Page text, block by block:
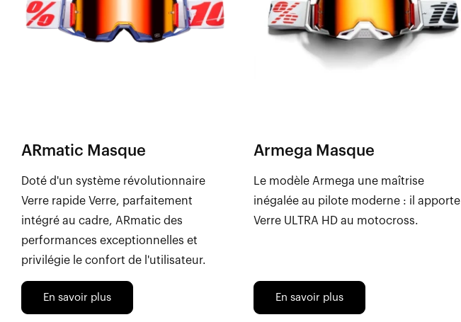
ARmatic Masque
Doté d'un système révolutionnaire
Verre rapide Verre, parfaitement
intégré au cadre, ARmatic des
performances exceptionnelles et
privilégie le confort de l'utilisateur.
En savoir plus
Armega Masque
Le modèle Armega une maîtrise
inégalée au pilote moderne : il apporte
Verre ULTRA HD au motocross.
En savoir plus